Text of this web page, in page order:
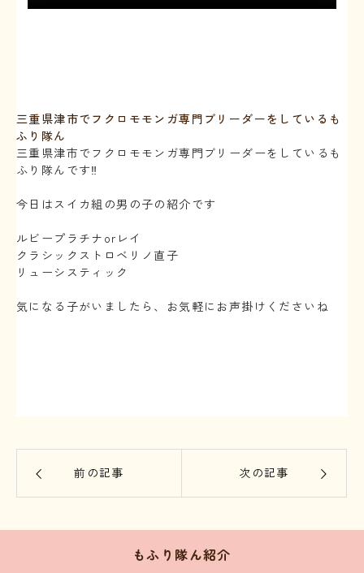
三重県津市でフクロモモンガ専門ブリーダーをしているも
ふり隊ん
三重県津市でフクロモモンガ専門ブリーダーをしているも
ふり隊んです‼️
今日はスイカ組の男の子の紹介です
ルビープラチナorレイ
クラシックストロベリノ直子
リューシスティック
気になる子がいましたら、お気軽にお声掛けくださいね
前の記事 次の記事
もふり隊ん紹介